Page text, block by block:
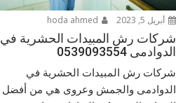
أبريل 5, 2023
شركات رش المبيدات الحشرية في
الدوادمى 0539093554
شركات رش المبيدات الحشرية في
الدوادمى والجمش وعروى هي من أفضل